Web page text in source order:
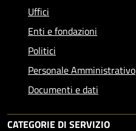
Uffici
Enti e fondazioni
Politici
Personale Amministrativo
Documenti e dati
CATEGORIE DI SERVIZIO